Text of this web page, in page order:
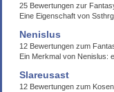
25 Bewertungen zur
Eine Eigenschaft von
Nenislus
12 Bewertungen zum
Ein Merkmal von Nenislus:
Slareusast
12 Bewertungen zum